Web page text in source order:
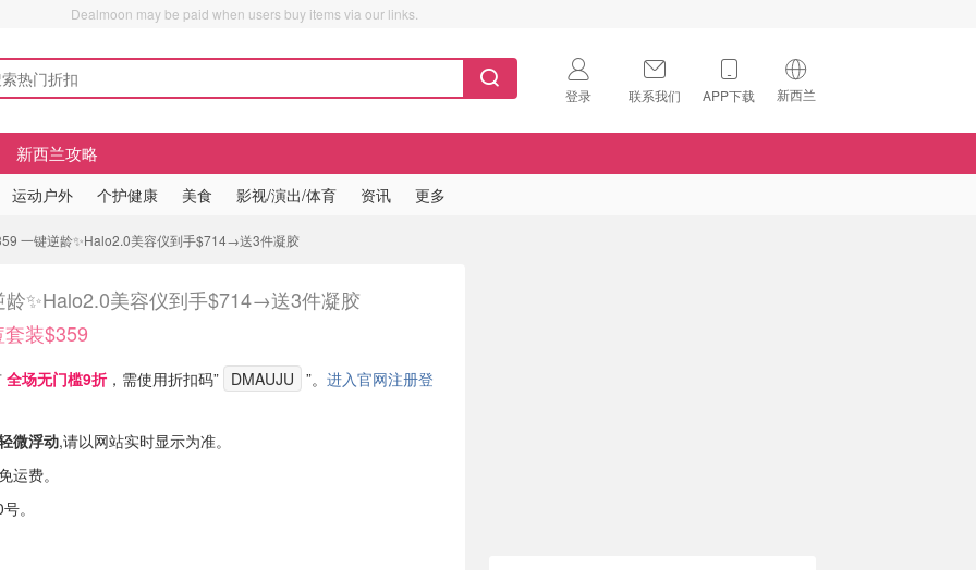
Dealmoon may be paid when users buy items via our links.
登录 联系我们 APP下载 新西兰
🇺🇸
新西兰攻略
运动户外 个护健康 美食 影视/演出/体育 资讯 更多
一键逆龄✨Halo2.0美容仪到手$714→送3件凝胶
龄✨Halo2.0美容仪到手$714→送3件凝胶
装$359
全场无门槛9折 ，需使用折扣码” DMAUJU ”。 进入官网注册登
微浮动,请以网站实时显示为准。
运费。
。